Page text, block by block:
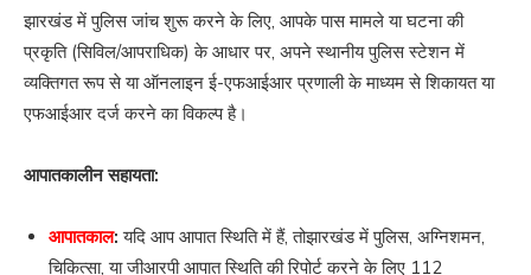
झारखंड में पुलिस जांच शुरू करने के लिए, आपके पास मामले या घटना की
प्रकृति (सिविल/आपराधिक) के आधार पर, अपने स्थानीय पुलिस स्टेशन में
व्यक्तिगत रूप से या ऑनलाइन ई-एफआईआर प्रणाली के माध्यम से शिकायत या
एफआईआर दर्ज करने का विकल्प है।
आपातकालीन सहायता:
आपातकाल: यदि आप आपात स्थिति में हैं, तोझारखंड में पुलिस, अग्निशमन,
चिकित्सा, या जीआरपी आपात स्थिति की रिपोर्ट करने के लिए 112